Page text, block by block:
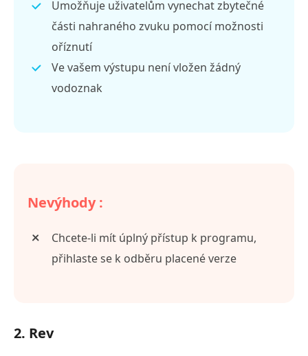
Umožňuje uživatelům vynechat zbytečné
části nahraného zvuku pomocí možnosti
oříznutí
Ve vašem výstupu není vložen žádný
vodoznak
Nevýhody :
Chcete-li mít úplný přístup k programu,
přihlaste se k odběru placené verze
2. Rev